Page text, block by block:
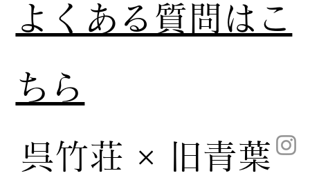
呉竹荘 × 旧青葉
​よくある質問はこ
ちら